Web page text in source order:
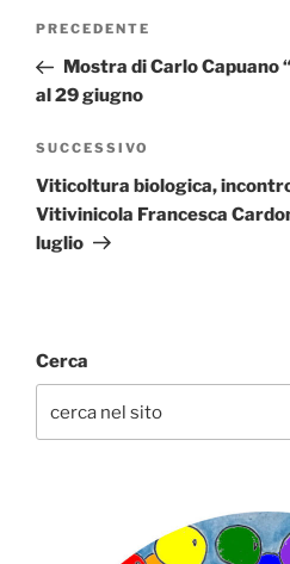
Navigazione
Articolo
precedente:
PRECEDENTE
Mostra di Carlo Capuano
al 29 giugno
Articolo
successivo
SUCCESSIVO
Viticoltura biologica, incontro
Vitivinicola Francesca
luglio
Cerca